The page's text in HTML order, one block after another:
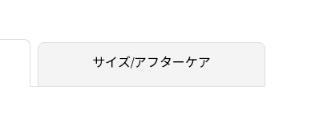
サイズ/アフターケア